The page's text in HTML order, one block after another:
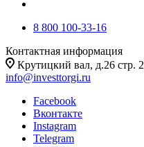
8 800 100-33-16
Контактная информация
Крутицкий вал, д.26 стр. 2
info@investtorgi.ru
Facebook
Вконтакте
Instagram
Telegram